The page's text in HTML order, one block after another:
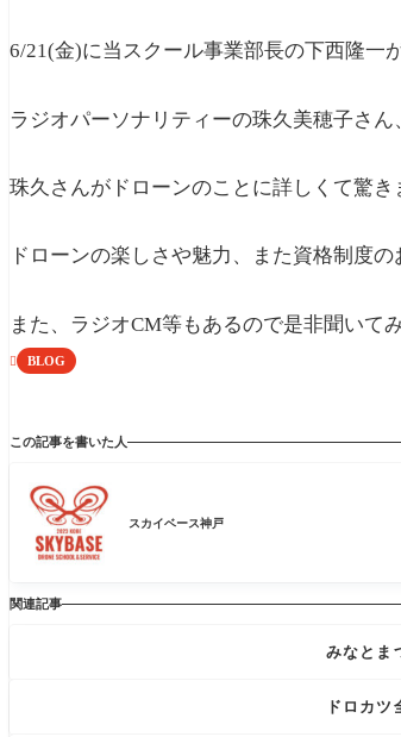
6/21(金)に当スクール事業部長の下西隆一
ラジオパーソナリティーの珠久美穂子さ
珠久さんがドローンのことに詳しくて驚
ドローンの楽しさや魅力、また資格制度
また、ラジオCM等もあるので是非聞いて
 BLOG
この記事を書いた人
スカイベース神戸
関連記事
みなとま
ドロカツ